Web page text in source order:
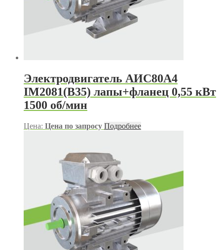
Электродвигатель АИС80А4
IM2081(B35) лапы+фланец 0,55 кВт
1500 об/мин
Цена: Цена по запросу Подробнее